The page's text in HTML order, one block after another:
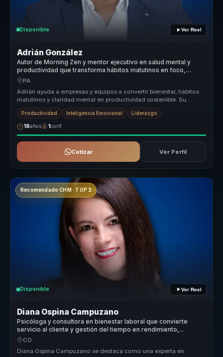
Disponible Ver Reel
Adrián González
Autor de Morning Zen y mentor ejecutivo en salud mental y
productividad que transforma hábitos matutinos en foco,
energía y rendimiento para líderes y equipos.
PA
Adrián ayuda a empresas y equipos a convertir bienestar, hábitos
matutinos y claridad mental en productividad sostenible. Su
propuesta un...
Productividad Inteligencia Emocional Liderazgo
18años 1conf.
Cotizar Ver Perfil
Recomendado CHM · TOP 2
Disponible Ver Reel
Diana Ospina Campuzano
Psicóloga y consultora en bienestar laboral que convierte
servicio al cliente y gestión del tiempo en rendimiento,
equilibrio y cultura para equipos.
CO
Diana Ospina Campuzano se destaca como una experta en